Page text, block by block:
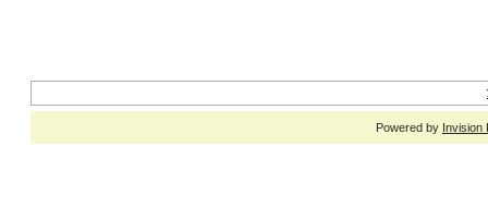
Powered by Invision